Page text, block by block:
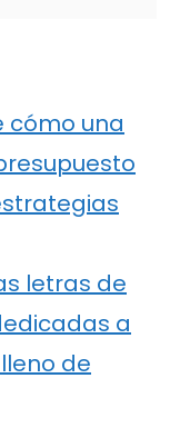
cómo una
letras de
a
de